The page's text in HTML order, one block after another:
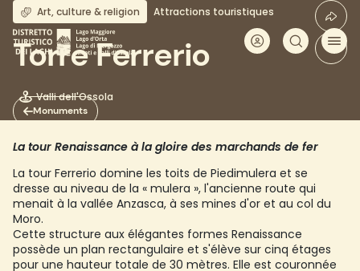
Aller
au
contenu
principal
Monuments
Art, culture & religion Attractions touristiques
Torre Ferrerio
Valli dell'Ossola
La tour Renaissance à la gloire des marchands de fer
La tour Ferrerio domine les toits de Piedimulera et se
dresse au niveau de la « mulera », l'ancienne route qui
menait à la vallée Anzasca, à ses mines d'or et au col du
Moro.
Cette structure aux élégantes formes Renaissance
possède un plan rectangulaire et s'élève sur cinq étages
pour une hauteur totale de 30 mètres. Elle est couronnée